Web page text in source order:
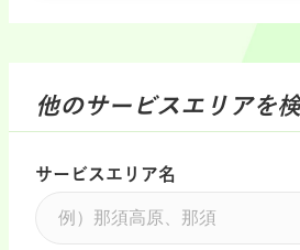
他のサービスエリアを
サービスエリア名